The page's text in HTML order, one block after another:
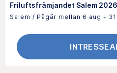
Friluftsfrämjandet Salem
Salem / Pågår mellan 6 aug -